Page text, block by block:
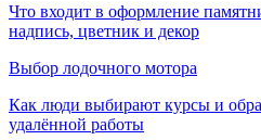
Что входит в оформление
надпись, цветник и декор
Выбор лодочного мотора
Как люди выбирают курсы и
удалённой работы